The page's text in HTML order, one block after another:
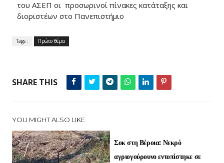
του ΑΣΕΠ οι προσωρινοί πίνακες κατάταξης και
διοριστέων στο Πανεπιστήμιο
Tags : Πρώτο θέμα
SHARE THIS
YOU MIGHT ALSO LIKE
Σοκ στη Βέροια: Νεκρό
αγριογούρουνο εντοπίστηκε σε